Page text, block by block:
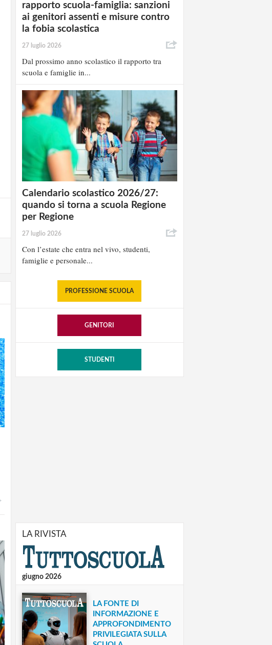
rapporto scuola-famiglia: sanzioni
ai genitori assenti e misure contro
la fobia scolastica
27 luglio 2026
Dal prossimo anno scolastico il rapporto tra
scuola e famiglie in...
Calendario scolastico 2026/27:
quando si torna a scuola Regione
per Regione
27 luglio 2026
Con l’estate che entra nel vivo, studenti,
famiglie e personale...
PROFESSIONE SCUOLA
GENITORI
STUDENTI
LA RIVISTA
giugno 2026
LA FONTE DI
INFORMAZIONE E
APPROFONDIMENTO
PRIVILEGIATA SULLA